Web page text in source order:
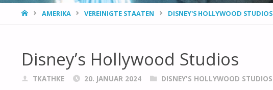
HOMEAMERIKA VEREINIGTE STAATEN DISNEY'S HOLLYWOOD STUDIOS
Disney’s Hollywood Studios
TKATHKE 20. JANUAR 2024 DISNEY'S HOLLYWOOD STUDIOS